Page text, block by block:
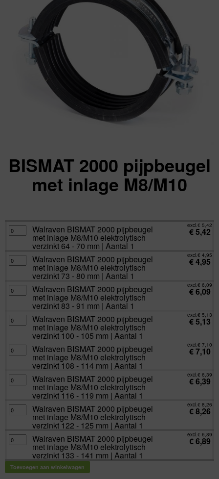
BISMAT 2000 pijpbeugel
met inlage M8/M10
Walraven
BISMAT
2000
inlage
M8/M10
elektrolytisch
70
mm
|
aantal
Walraven BISMAT 2000 pijpbeugel
met inlage M8/M10 elektrolytisch
verzinkt 64 - 70 mm | Aantal 1
excl.€ 5,42
€5,42
Walraven
BISMAT
2000
inlage
M8/M10
elektrolytisch
80
mm
|
aantal
Walraven BISMAT 2000 pijpbeugel
met inlage M8/M10 elektrolytisch
verzinkt 73 - 80 mm | Aantal 1
excl.€ 4,95
€4,95
Walraven
BISMAT
2000
inlage
M8/M10
elektrolytisch
91
mm
|
aantal
Walraven BISMAT 2000 pijpbeugel
met inlage M8/M10 elektrolytisch
verzinkt 83 - 91 mm | Aantal 1
excl.€ 6,09
€6,09
Walraven
BISMAT
2000
inlage
M8/M10
elektrolytisch
105
mm
|
aantal
Walraven BISMAT 2000 pijpbeugel
met inlage M8/M10 elektrolytisch
verzinkt 100 - 105 mm | Aantal 1
excl.€ 5,13
€5,13
Walraven
BISMAT
2000
inlage
M8/M10
elektrolytisch
114
mm
|
aantal
Walraven BISMAT 2000 pijpbeugel
met inlage M8/M10 elektrolytisch
verzinkt 108 - 114 mm | Aantal 1
excl.€ 7,10
€7,10
Walraven
BISMAT
2000
inlage
M8/M10
elektrolytisch
119
mm
|
aantal
Walraven BISMAT 2000 pijpbeugel
met inlage M8/M10 elektrolytisch
verzinkt 116 - 119 mm | Aantal 1
excl.€ 6,39
€6,39
Walraven
BISMAT
2000
inlage
M8/M10
elektrolytisch
-
125
mm
Walraven BISMAT 2000 pijpbeugel
met inlage M8/M10 elektrolytisch
verzinkt 122 - 125 mm | Aantal 1
excl.€ 8,26
€8,26
Walraven
BISMAT
2000
inlage
M8/M10
elektrolytisch
Walraven BISMAT 2000 pijpbeugel
met inlage M8/M10 elektrolytisch
verzinkt 133 - 141 mm | Aantal 1
excl.€ 6,89
€6,89
Toevoegen aan winkelwagen